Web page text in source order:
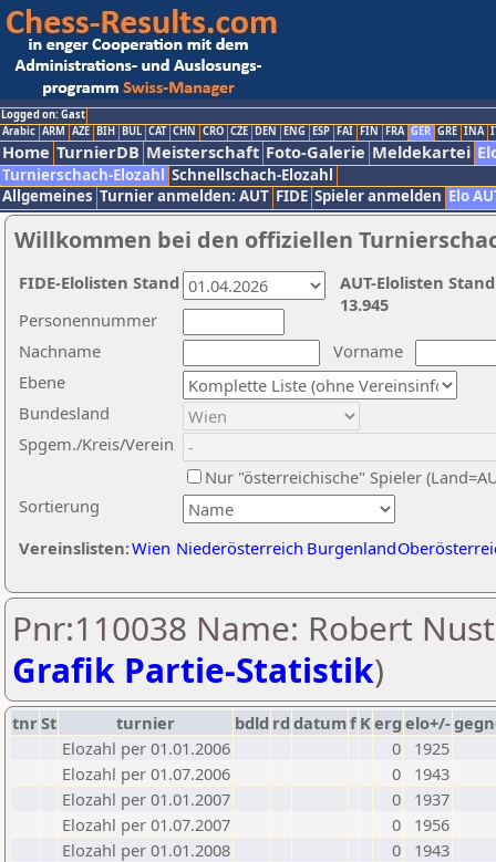
Logged on: Gast
Arabic ARM AZE BIH BUL CAT CHN CRO CZE DEN ENG ESP FAI FIN FRA GER GRE INA
Home TurnierDB Meisterschaft Foto-Galerie Meldekartei
Turnierschach-Elozahl Schnellschach-Elozahl
Allgemeines Turnier anmelden: AUT FIDE Spieler anmelden Elo
Willkommen bei den offiziellen
Nachname
Vorname
Ebene
Sortierung
Personennummer
Bundesland
Spgem./Kreis/Verein
Nur "österreichische" Spieler
Vereinslisten:Wien Niederösterreich Burgenland
AUT-Elolisten
13.945
FIDE-Elolisten Stand
Pnr:110038 Name: Robert
Grafik Partie-Statistik)
tnrSt turnier bdld rd datumf Kerg elo+/-
Elozahl per 01.01.2006
0
1925
Elozahl per 01.07.2006
0
1943
Elozahl per 01.01.2007
0
1937
Elozahl per 01.07.2007
0
1956
Elozahl per 01.01.2008
0
1943